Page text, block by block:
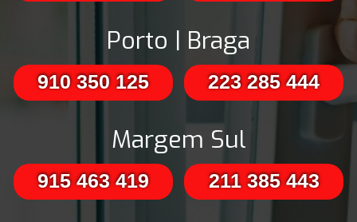
Porto | Braga
910 350 125 223 285 444
Margem Sul
915 463 419 211 385 443